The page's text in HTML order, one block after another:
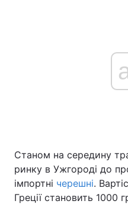
Головна
Україна
Станом на середину
ринку в Ужгороді до
імпортні черешні.
Греції становить 1000